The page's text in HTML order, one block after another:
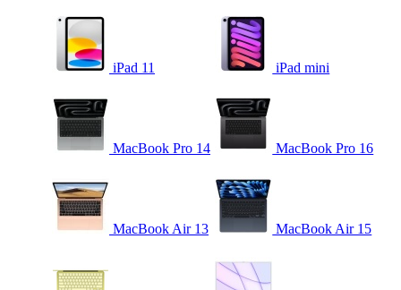
iPad 11 iPad mini
MacBook Pro 14 MacBook Pro 16
MacBook Air 13 MacBook Air 15